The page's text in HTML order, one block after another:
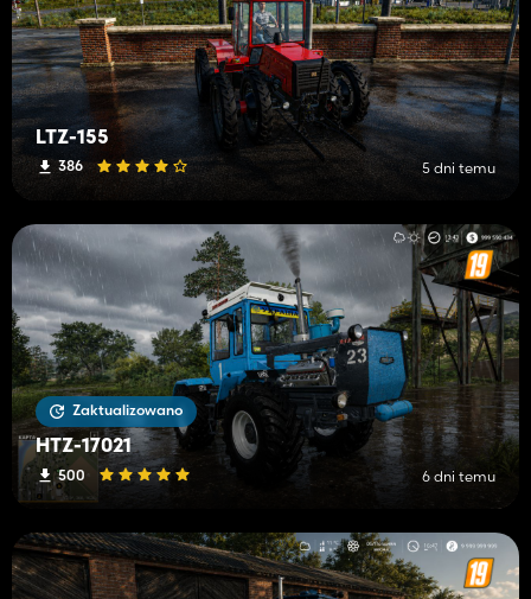
LTZ-155
386 5 dni temu
Zaktualizowano
HTZ-17021
500 6 dni temu